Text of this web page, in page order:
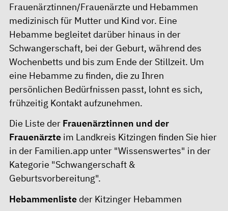
Frauenärztinnen/Frauenärzte und Hebammen
medizinisch für Mutter und Kind vor. Eine
Hebamme begleitet darüber hinaus in der
Schwangerschaft, bei der Geburt, während des
Wochenbetts und bis zum Ende der Stillzeit. Um
eine Hebamme zu finden, die zu Ihren
persönlichen Bedürfnissen passt, lohnt es sich,
frühzeitig Kontakt aufzunehmen.
Die Liste der Frauenärztinnen und der
Frauenärzte im Landkreis Kitzingen finden Sie hier
in der Familien.app unter "Wissenswertes" in der
Kategorie "Schwangerschaft &
Geburtsvorbereitung".
Hebammenliste der Kitzinger Hebammen